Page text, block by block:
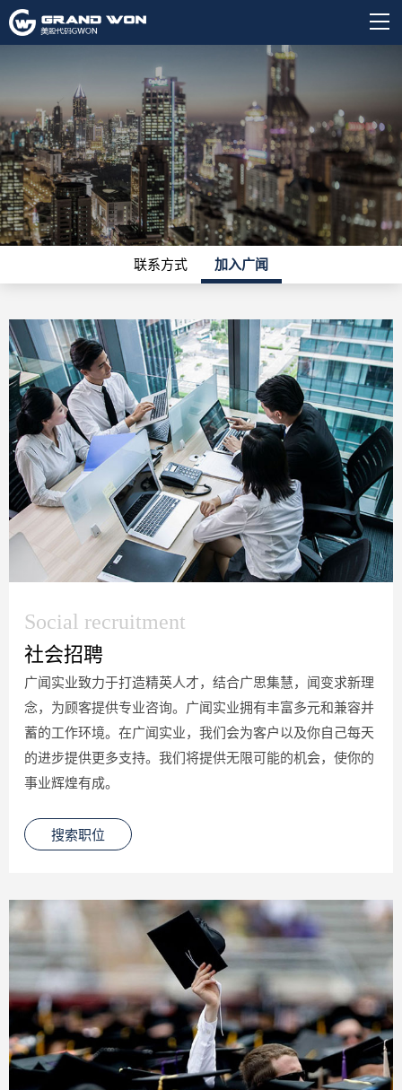
联系方式 加入广闻
Social recruitment
社会招聘
广闻实业致力于打造精英人才，结合广思集慧，闻变求新理
念，为顾客提供专业咨询。广闻实业拥有丰富多元和兼容并
蓄的工作环境。在广闻实业，我们会为客户以及你自己每天
的进步提供更多支持。我们将提供无限可能的机会，使你的
事业辉煌有成。
搜索职位